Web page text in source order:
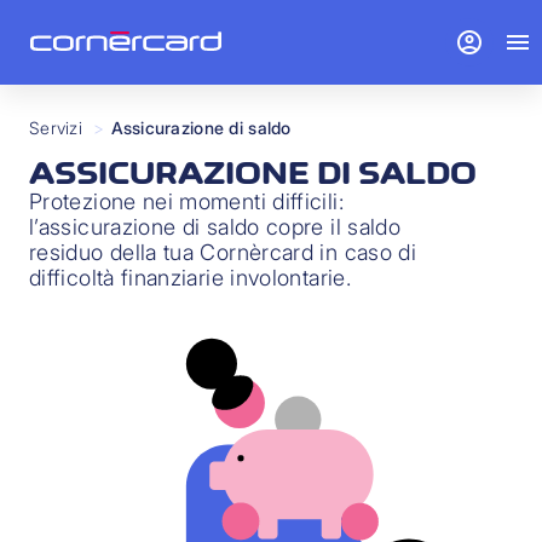
Servizi > Assicurazione di saldo
ASSICURAZIONE DI SALDO
Protezione nei momenti difficili:
l’assicurazione di saldo copre il saldo
residuo della tua Cornèrcard in caso di
difficoltà finanziarie involontarie.
account_circle menu